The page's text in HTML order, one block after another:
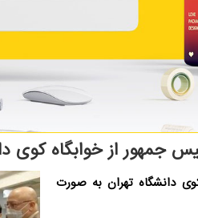
جمهور از خوابگاه کوی
دانشگاه تهران به صورت